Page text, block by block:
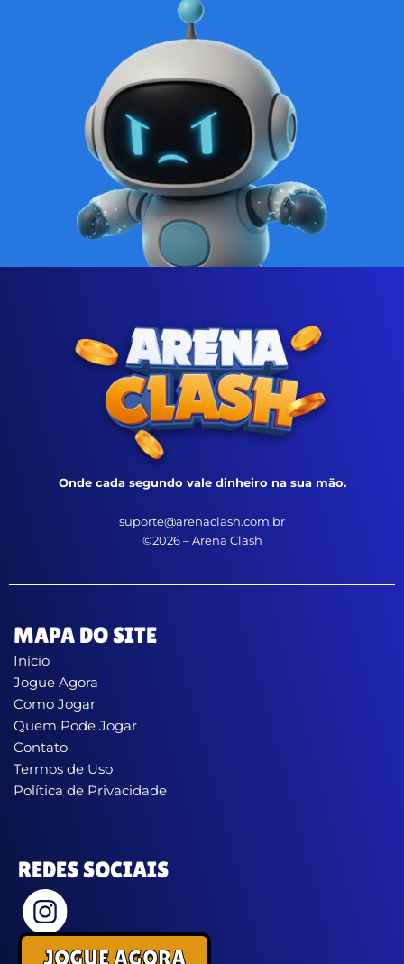
Onde cada segundo vale dinheiro na sua mão.
suporte@arenaclash.com.br
©2026 – Arena Clash
MAPA DO SITE
Início
Jogue Agora
Como Jogar
Quem Pode Jogar
Contato
Termos de Uso
Política de Privacidade
REDES SOCIAIS
JOGUE AGORA